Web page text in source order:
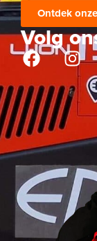
Ontdek
Volg